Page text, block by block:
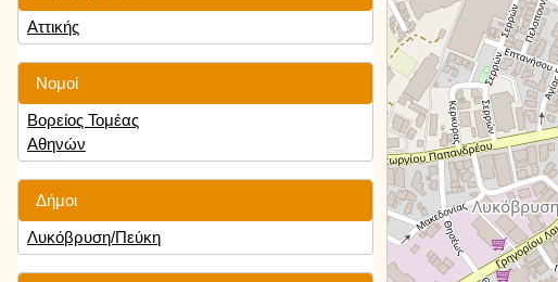
Αττικής
Νομοί
Βορείος Τομέας
Αθηνών
Δήμοι
Λυκόβρυση/Πεύκη